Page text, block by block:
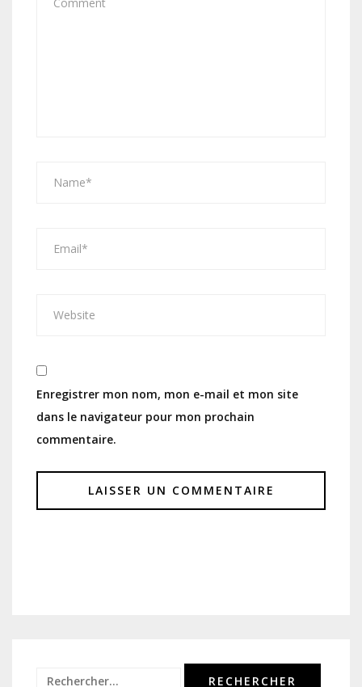
Enregistrer mon nom, mon e-mail et mon site
dans le navigateur pour mon prochain
commentaire.
Rechercher :